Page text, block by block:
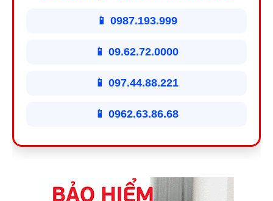
📱 0987.193.999
📱 09.62.72.0000
📱 097.44.88.221
📱 0962.63.86.68